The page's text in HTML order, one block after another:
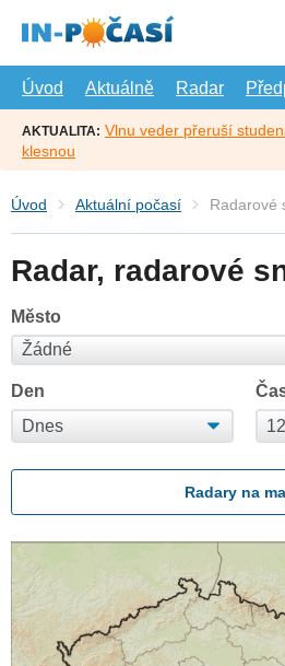
hlavní
Úvod
Aktuálně Radar
AKTUALITA: Vlnu veder přeruší
klesnou
Úvod Aktuální počasí Radarové
Radar, radarové
Město
Den
Radary na